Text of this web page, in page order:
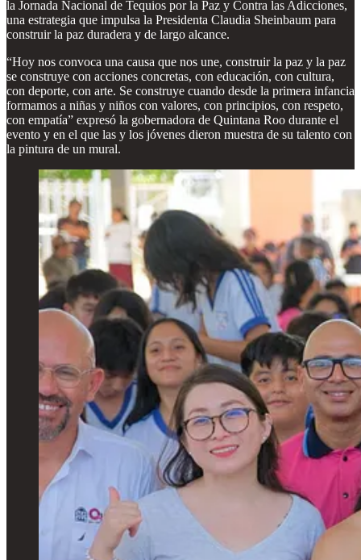
la Jornada Nacional de Tequios por la Paz y Contra las Adicciones,
una estrategia que impulsa la Presidenta Claudia Sheinbaum para
construir la paz duradera y de largo alcance.
“Hoy nos convoca una causa que nos une, construir la paz y la paz
se construye con acciones concretas, con educación, con cultura,
con deporte, con arte. Se construye cuando desde la primera infancia
formamos a niñas y niños con valores, con principios, con respeto,
con empatía” expresó la gobernadora de Quintana Roo durante el
evento y en el que las y los jóvenes dieron muestra de su talento con
la pintura de un mural.